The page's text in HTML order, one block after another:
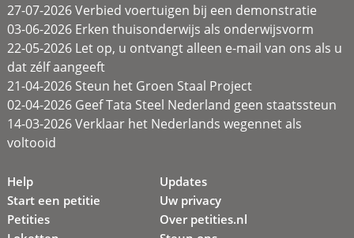
27-07-2026 Verbied voertuigen bij een demonstratie
03-06-2026 Erken thuisonderwijs als onderwijsvorm
22-05-2026 Let op, u ontvangt alleen e-mail van ons als u
dat zélf aangeeft
21-04-2026 Steun het Groen Staal Project
02-04-2026 Geef Tata Steel Nederland geen staatssteun
14-03-2026 Verklaar het Nederlands wegennet als
voltooid
Help
Start een petitie
Petities
Updates
Uw privacy
Over petities.nl